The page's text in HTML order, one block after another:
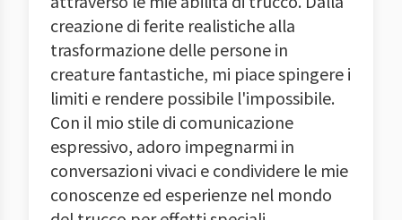
creazione di ferite realistiche alla
trasformazione delle persone in
creature fantastiche, mi piace spingere i
limiti e rendere possibile l'impossibile.
Con il mio stile di comunicazione
espressivo, adoro impegnarmi in
conversazioni vivaci e condividere le mie
conoscenze ed esperienze nel mondo